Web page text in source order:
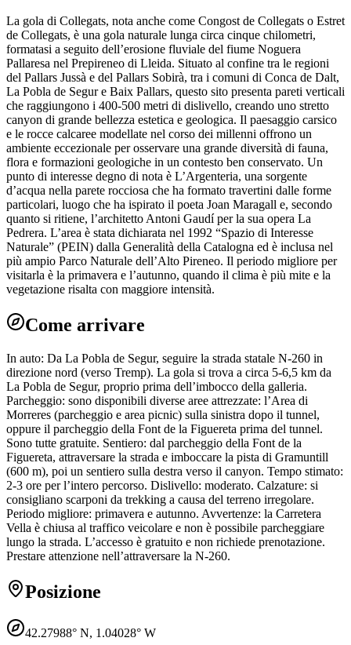
La gola di Collegats, nota anche come Congost de Collegats o Estret
de Collegats, è una gola naturale lunga circa cinque chilometri,
formatasi a seguito dell’erosione fluviale del fiume Noguera
Pallaresa nel Prepireneo di Lleida. Situato al confine tra le regioni
del Pallars Jussà e del Pallars Sobirà, tra i comuni di Conca de Dalt,
La Pobla de Segur e Baix Pallars, questo sito presenta pareti verticali
che raggiungono i 400-500 metri di dislivello, creando uno stretto
canyon di grande bellezza estetica e geologica. Il paesaggio carsico
e le rocce calcaree modellate nel corso dei millenni offrono un
ambiente eccezionale per osservare una grande diversità di fauna,
flora e formazioni geologiche in un contesto ben conservato. Un
punto di interesse degno di nota è L’Argenteria, una sorgente
d’acqua nella parete rocciosa che ha formato travertini dalle forme
particolari, luogo che ha ispirato il poeta Joan Maragall e, secondo
quanto si ritiene, l’architetto Antoni Gaudí per la sua opera La
Pedrera. L’area è stata dichiarata nel 1992 “Spazio di Interesse
Naturale” (PEIN) dalla Generalità della Catalogna ed è inclusa nel
più ampio Parco Naturale dell’Alto Pireneo. Il periodo migliore per
visitarla è la primavera e l’autunno, quando il clima è più mite e la
vegetazione risalta con maggiore intensità.
Come arrivare
In auto: Da La Pobla de Segur, seguire la strada statale N-260 in
direzione nord (verso Tremp). La gola si trova a circa 5-6,5 km da
La Pobla de Segur, proprio prima dell’imbocco della galleria.
Parcheggio: sono disponibili diverse aree attrezzate: l’Area di
Morreres (parcheggio e area picnic) sulla sinistra dopo il tunnel,
oppure il parcheggio della Font de la Figuereta prima del tunnel.
Sono tutte gratuite. Sentiero: dal parcheggio della Font de la
Figuereta, attraversare la strada e imboccare la pista di Gramuntill
(600 m), poi un sentiero sulla destra verso il canyon. Tempo stimato:
2-3 ore per l’intero percorso. Dislivello: moderato. Calzature: si
consigliano scarponi da trekking a causa del terreno irregolare.
Periodo migliore: primavera e autunno. Avvertenze: la Carretera
Vella è chiusa al traffico veicolare e non è possibile parcheggiare
lungo la strada. L’accesso è gratuito e non richiede prenotazione.
Prestare attenzione nell’attraversare la N-260.
Posizione
42.27988° N, 1.04028° W